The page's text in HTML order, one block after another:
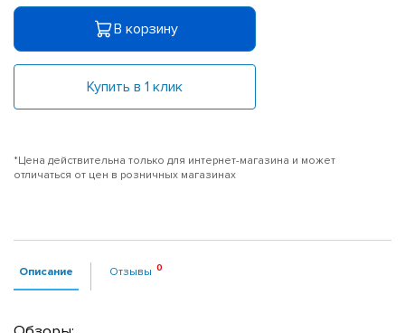
В корзину
Купить в 1 клик
*Цена действительна только для интернет-магазина и может
отличаться от цен в розничных магазинах
Описание Отзывы